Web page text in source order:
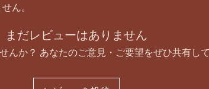
ん。
まだレビューはありません
んか？ あなたのご意見・ご要望をぜひ共有して